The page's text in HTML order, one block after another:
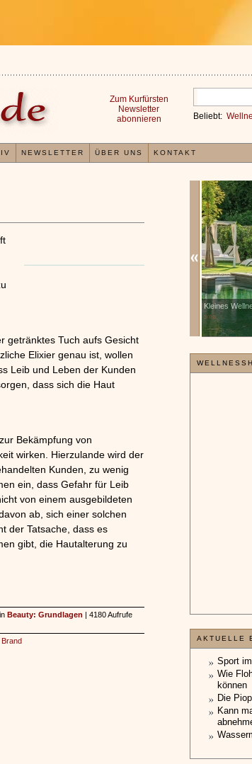
getränktes Tuch aufs Gesicht
Elixier genau ist, wollen
Leib und Leben der Kunden
dass sich die Haut
Bekämpfung von
wirken. Hierzulande wird der
Kunden, zu wenig
ein, dass Gefahr für Leib
von einem ausgebildeten
ab, sich einer solchen
der Tatsache, dass es
gibt, die Hautalterung zu
Beauty: Grundlagen | 4180 Aufrufe
Brand
x
AKTUELLE
Sport
Wie
können
Die
Kann
Beliebt:
Zum Kurfürsten
Newsletter
abonnieren
NEWSLETTER ÜBER UNS KONTAKT